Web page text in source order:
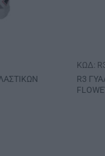
ΚΩΔ:
R3